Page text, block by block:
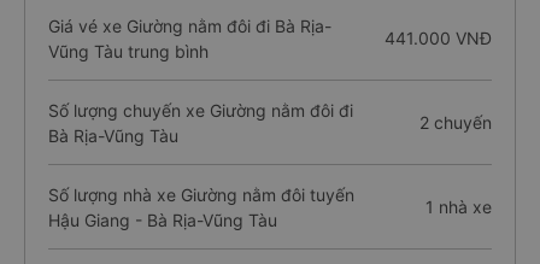
Giá vé xe Giường nằm đôi đi Bà Rịa-
Vũng Tàu trung bình
441.000 VNĐ
Số lượng chuyến xe Giường nằm đôi đi
Bà Rịa-Vũng Tàu
2 chuyến
Số lượng nhà xe Giường nằm đôi tuyến
Hậu Giang - Bà Rịa-Vũng Tàu
1 nhà xe